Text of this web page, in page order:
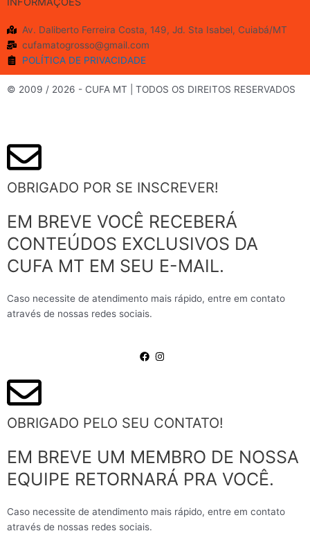
c
e
b
o
o
k
s
t
a
a
m
u
t
u
i
t
t
Av. Daliberto Ferreira Costa, 149, Jd. Sta Isabel, Cuiabá/MT
cufamatogrosso@gmail.com
POLÍTICA DE PRIVACIDADE
© 2009 / 2026 - CUFA MT | TODOS OS DIREITOS RESERVADOS
OBRIGADO POR SE INSCREVER!
EM BREVE VOCÊ RECEBERÁ
CONTEÚDOS EXCLUSIVOS DA
CUFA MT EM SEU E-MAIL.
Caso necessite de atendimento mais rápido, entre em contato
através de nossas redes sociais.
OBRIGADO PELO SEU CONTATO!
EM BREVE UM MEMBRO DE NOSSA
EQUIPE RETORNARÁ PRA VOCÊ.
Caso necessite de atendimento mais rápido, entre em contato
através de nossas redes sociais.